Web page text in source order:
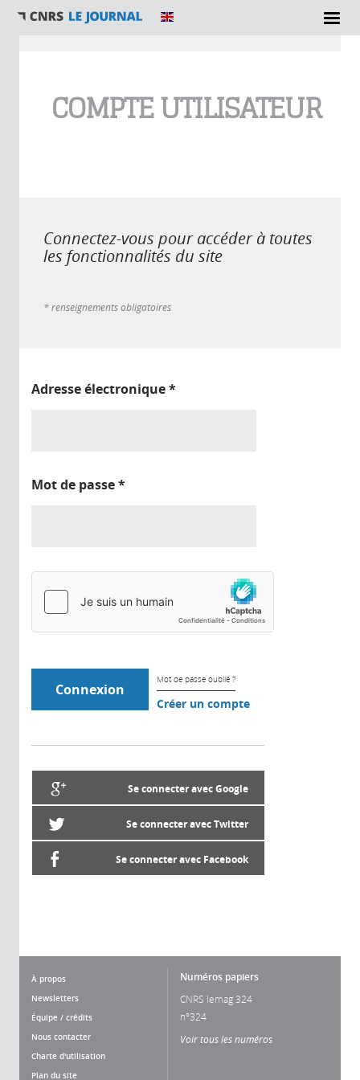
COMPTE UTILISATEUR
Connectez-vous pour accéder à toutes
les fonctionnalités du site
* renseignements obligatoires
Adresse électronique*
Mot de passe*
Mot de passe oublié ?
Créer un compte
Se connecter avec Google
Se connecter avec Twitter
Se connecter avec Facebook
À propos
Newsletters
Équipe / crédits
Nous contacter
Charte d'utilisation
Plan du site
Numéros papiers
CNRS lemag 324
n°324
Voir tous les numéros